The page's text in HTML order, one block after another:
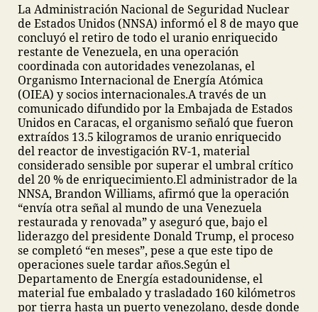
La Administración Nacional de Seguridad Nuclear
de Estados Unidos (NNSA) informó el 8 de mayo que
concluyó el retiro de todo el uranio enriquecido
restante de Venezuela, en una operación
coordinada con autoridades venezolanas, el
Organismo Internacional de Energía Atómica
(OIEA) y socios internacionales.A través de un
comunicado difundido por la Embajada de Estados
Unidos en Caracas, el organismo señaló que fueron
extraídos 13.5 kilogramos de uranio enriquecido
del reactor de investigación RV-1, material
considerado sensible por superar el umbral crítico
del 20 % de enriquecimiento.El administrador de la
NNSA, Brandon Williams, afirmó que la operación
“envía otra señal al mundo de una Venezuela
restaurada y renovada” y aseguró que, bajo el
liderazgo del presidente Donald Trump, el proceso
se completó “en meses”, pese a que este tipo de
operaciones suele tardar años.Según el
Departamento de Energía estadounidense, el
material fue embalado y trasladado 160 kilómetros
por tierra hasta un puerto venezolano, desde donde